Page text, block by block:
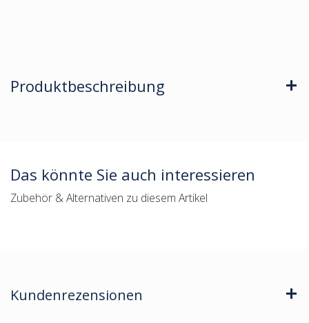
Produktbeschreibung
Das könnte Sie auch interessieren
Zubehör & Alternativen zu diesem Artikel
Kundenrezensionen